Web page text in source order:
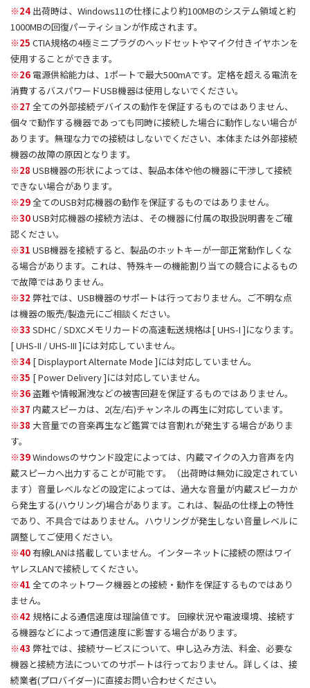
※24出荷時は、Windows11の仕様により約100MBのシステム領域と約
1000MBの回復パーティションが作成されます。
※25 CTIA規格の4極ミニプラグのヘッドセットやマイク付きイヤホンを
使用することができます。
※26 電源供給能力は、1ポートで最大500mAです。定格を超える電流を
消費するバスパワードUSB機器は使用しないでください。
※27 全ての外部接続デバイスの動作を保証するものではありません、
個々で動作する機器であっても同時に接続した場合に動作しない場合が
あります。無理な力での接続はしないでください、本体または外部接続
機器の故障の原因となります。
※28 USB機器の形状によっては、製品本体や他の機器に干渉して接続
できない場合があります。
※29全てのUSB対応機器の動作を保証するものではありません。
※30USB対応機器の接続方法は、その機器に付属の取扱説明書をご確
認ください。
※31 USB機器を接続すると、製品のホットキーが一部正常動作しくな
る場合があります。これは、特殊キーの機能割り当ての競合によるもの
で故障ではありません。
※32 弊社では、USB機器のサポートは行っておりません。ご不明な点
は機器の販売/製造元にご相談ください。
※33 SDHC / SDXCメモリカードの高速転送規格は[ UHS-I ]になります。
[ UHS-II / UHS-III ]には対応していません。
※34[ Displayport Alternate Mode ]には対応していません。
※35 [ Power Delivery ]には対応していません。
※36盗難や情報漏洩などの被害回避を保証するものではありません。
※37 内蔵スピーカは、2(左/右)チャンネルの再生に対応しています。
※38 大音量での音楽再生など鑑賞では音割れが発生する場合がありま
す。
※39Windowsのサウンド設定によっては、内蔵マイクの入力音声を内
蔵スピーカへ出力することが可能です。（出荷時は無効に設定されてい
ます）音量レベルなどの設定によっては、過大な音量が内蔵スピーカか
ら発生する(ハウリング)場合があります。これは、製品の仕様上の特性
であり、不具合ではありません。ハウリングが発生しない音量レベルに
調整してご使用ください。
※40有線LANは搭載していません。インターネットに接続の際はワイ
ヤレスLANで接続してください。
※41 全てのネットワーク機器との接続・動作を保証するものではあり
ません。
※42 規格による通信速度は理論値です。 回線状況や電波環境、接続す
る機器などによって通信速度に影響する場合があります。
※43 弊社では、接続サービスについて、申し込み方法、料金、必要な
機器と接続方法についてのサポートは行っておりません。詳しくは、接
続業者(プロバイダー)に直接お問い合わせください。